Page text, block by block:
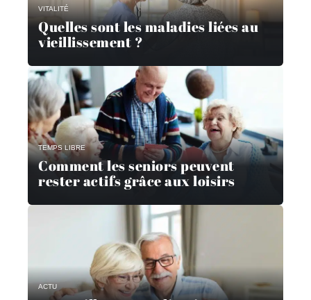
VITALITÉ
Quelles sont les maladies liées au
vieillissement ?
TEMPS LIBRE
Comment les seniors peuvent
rester actifs grâce aux loisirs
ACTU